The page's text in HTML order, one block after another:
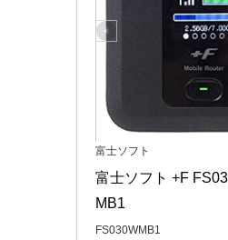
富士ソフト
富士ソフト +F
MB1
FS030WMB1